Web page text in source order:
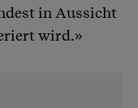
in Aussicht
wird.»